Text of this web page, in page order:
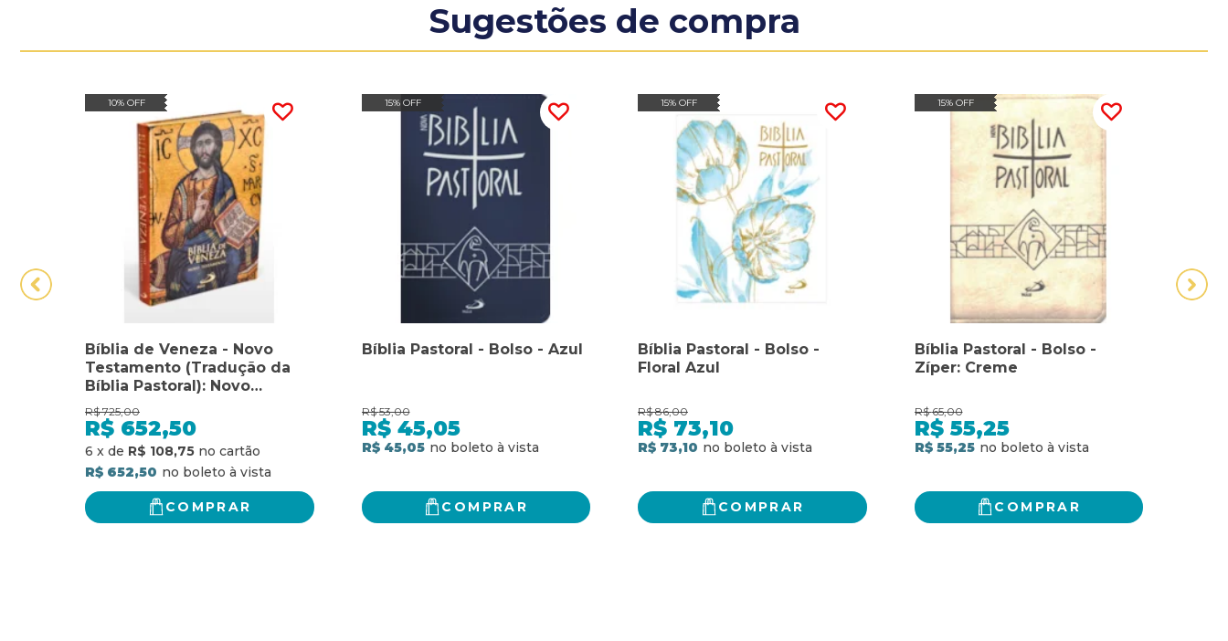
Sugestões de compra
10% OFF
Bíblia de Veneza - Novo
Testamento (Tradução da
Bíblia Pastoral): Novo
Testamento - Tradução da
Bíblia Pastoral
R$ 725,00
R$ 652,50
6 x de R$ 108,75
R$ 652,50
COMPRAR
15% OFF
Bíblia Pastoral - Bolso - Azul
R$ 53,00
R$ 45,05
R$ 45,05
COMPRAR
15% OFF
Bíblia Pastoral - Bolso -
Floral Azul
R$ 86,00
R$ 73,10
R$ 73,10
COMPRAR
15% OFF
Bíblia Pastoral - Bolso -
Zíper: Creme
R$ 65,00
R$ 55,25
R$ 55,25
COMPRAR